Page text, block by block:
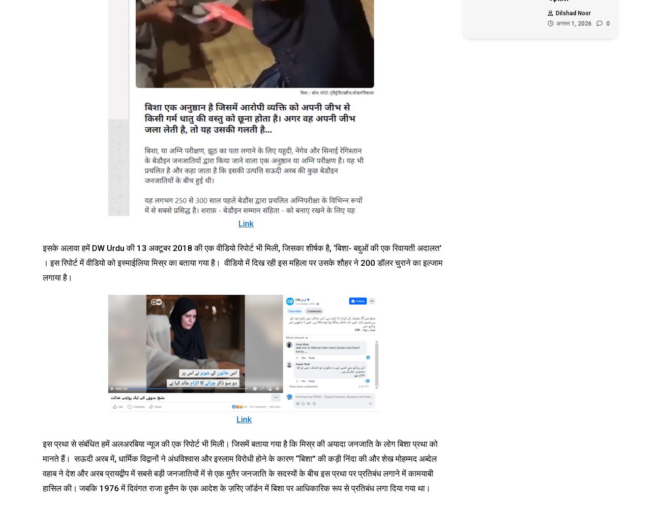
Link
इसके अलावा हमें DW Urdu की 13 अक्टूबर 2018 की एक वीडियो रिपोर्ट भी मिली, जिसका शीर्षक है, ‘बिशा- बद्दुओं की एक रिवायती अदालत’
। इस रिपोर्ट में वीडियो को इस्माईलिया मिस्र का बताया गया है। वीडियो में दिख रही इस महिला पर उसके शौहर ने 200 डॉलर चुराने का इल्जाम
लगाया है।
Link
इस प्रथा से संबंधित हमें अलअरबिया न्यूज की एक रिपोर्ट भी मिली। जिसमें बताया गया है कि मिस्र की अयादा जनजाति के लोग बिशा प्रथा को
मानते हैं। सऊदी अरब में, धार्मिक विद्वानों ने अंधविश्वास और इस्लाम विरोधी होने के कारण “बिशा” की कड़ी निंदा की और शेख मोहम्मद अब्देल
वहाब ने देश और अरब प्रायद्वीप में सबसे बड़ी जनजातियों में से एक मुतैर जनजाति के सदस्यों के बीच इस प्रथा पर प्रतिबंध लगाने में कामयाबी
हासिल की। जबकि 1976 में दिवंगत राजा हुसैन के एक आदेश के ज़रिए जॉर्डन में बिशा पर आधिकारिक रूप से प्रतिबंध लगा दिया गया था।
Dilshad Noor
अगस्त 1, 2026
0